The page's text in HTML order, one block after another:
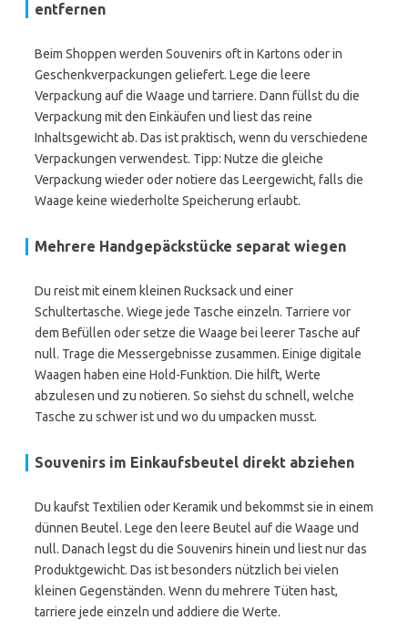
entfernen
Beim Shoppen werden Souvenirs oft in Kartons oder in
Geschenkverpackungen geliefert. Lege die leere
Verpackung auf die Waage und tarriere. Dann füllst du die
Verpackung mit den Einkäufen und liest das reine
Inhaltsgewicht ab. Das ist praktisch, wenn du verschiedene
Verpackungen verwendest. Tipp: Nutze die gleiche
Verpackung wieder oder notiere das Leergewicht, falls die
Waage keine wiederholte Speicherung erlaubt.
Mehrere Handgepäckstücke separat wiegen
Du reist mit einem kleinen Rucksack und einer
Schultertasche. Wiege jede Tasche einzeln. Tarriere vor
dem Befüllen oder setze die Waage bei leerer Tasche auf
null. Trage die Messergebnisse zusammen. Einige digitale
Waagen haben eine Hold-Funktion. Die hilft, Werte
abzulesen und zu notieren. So siehst du schnell, welche
Tasche zu schwer ist und wo du umpacken musst.
Souvenirs im Einkaufsbeutel direkt abziehen
Du kaufst Textilien oder Keramik und bekommst sie in einem
dünnen Beutel. Lege den leere Beutel auf die Waage und
null. Danach legst du die Souvenirs hinein und liest nur das
Produktgewicht. Das ist besonders nützlich bei vielen
kleinen Gegenständen. Wenn du mehrere Tüten hast,
tarriere jede einzeln und addiere die Werte.